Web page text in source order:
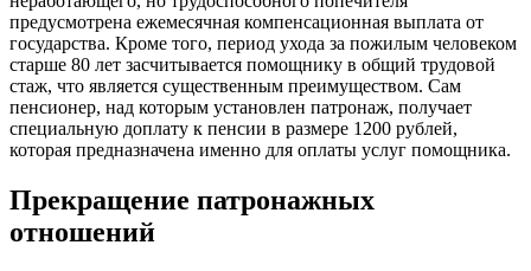
предусмотрена ежемесячная компенсационная выплата от
государства. Кроме того, период ухода за пожилым человеком
старше 80 лет засчитывается помощнику в общий трудовой
стаж, что является существенным преимуществом. Сам
пенсионер, над которым установлен патронаж, получает
специальную доплату к пенсии в размере 1200 рублей,
которая предназначена именно для оплаты услуг помощника.
Прекращение патронажных
отношений